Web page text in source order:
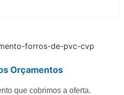
Orçamentos
que cobrimos a oferta.